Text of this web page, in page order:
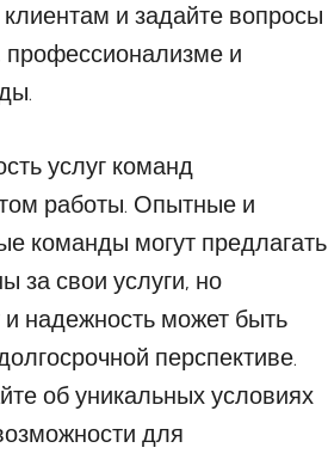
и задайте вопросы
профессионализме и
услуг команд
работы. Опытные и
команды могут предлагать
за свои услуги, но
надежность может быть
перспективе.
об уникальных условиях
для